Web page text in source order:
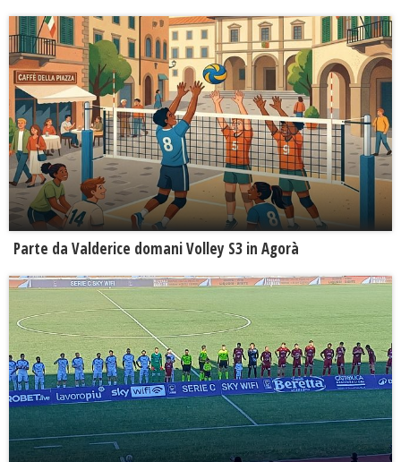
Parte da Valderice domani Volley S3 in Agorà